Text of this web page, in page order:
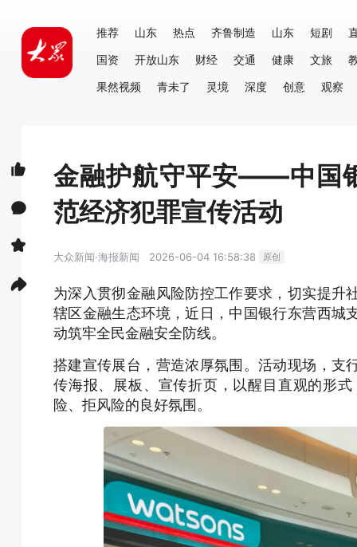
推荐 山东 热点 齐鲁制造 山东 短剧
国资
开放山东 财经 交通 健康 文旅
果然视频
青未了 灵境 深度 创意 观察
金融护航守平安——中国
范经济犯罪宣传活动
大众新闻·海报新闻 2026-06-04 16:58:38 原创
为深入贯彻金融风险防控工作要求，切实提升
辖区金融生态环境，近日，中国银行东营西城
动筑牢全民金融安全防线。
搭建宣传展台，营造浓厚氛围。活动现场，支
传海报、展板、宣传折页，以醒目直观的形
险、拒风险的良好氛围。